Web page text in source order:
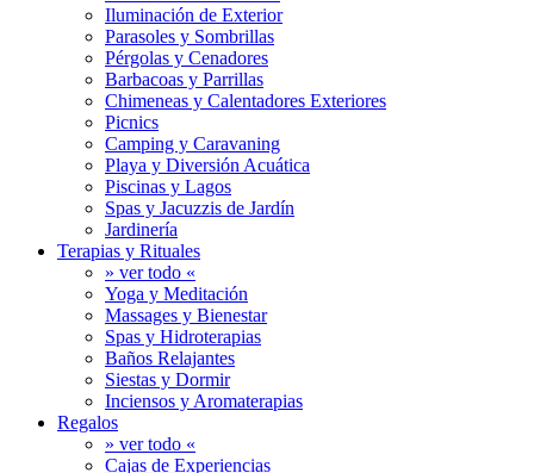
Iluminación de Exterior
Parasoles y Sombrillas
Pérgolas y Cenadores
Barbacoas y Parrillas
Chimeneas y Calentadores Exteriores
Picnics
Camping y Caravaning
Playa y Diversión Acuática
Piscinas y Lagos
Spas y Jacuzzis de Jardín
Jardinería
Terapias y Rituales
» ver todo «
Yoga y Meditación
Massages y Bienestar
Spas y Hidroterapias
Baños Relajantes
Siestas y Dormir
Inciensos y Aromaterapias
Regalos
» ver todo «
Cajas de Experiencias